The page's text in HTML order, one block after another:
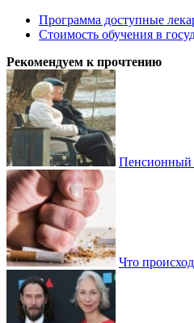
Программа доступные
Стоимость обучения в
Рекомендуем к прочтению
Пенсионный
Что